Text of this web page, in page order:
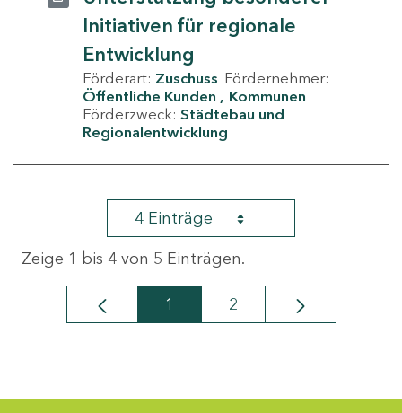
Initiativen für regionale
Entwicklung
Förderart: Zuschuss Fördernehmer:
Öffentliche Kunden
Kommunen
Förderzweck: Städtebau und
Regionalentwicklung
4 Einträge
Zeige 1 bis 4 von 5 Einträgen.
Seite
1 Seite
2